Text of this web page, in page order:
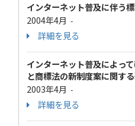
インターネット普及に伴う
2004年4月 -
詳細を見る
インターネット普及によっ
と商標法の新制度案に関す
2003年4月 -
詳細を見る